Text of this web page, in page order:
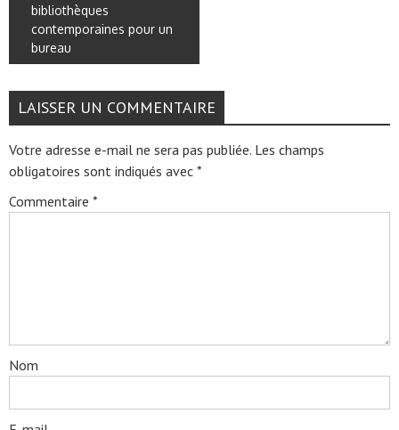
bibliothèques
contemporaines pour un
bureau
LAISSER UN COMMENTAIRE
Votre adresse e-mail ne sera pas publiée. Les champs
obligatoires sont indiqués avec *
Commentaire *
Nom